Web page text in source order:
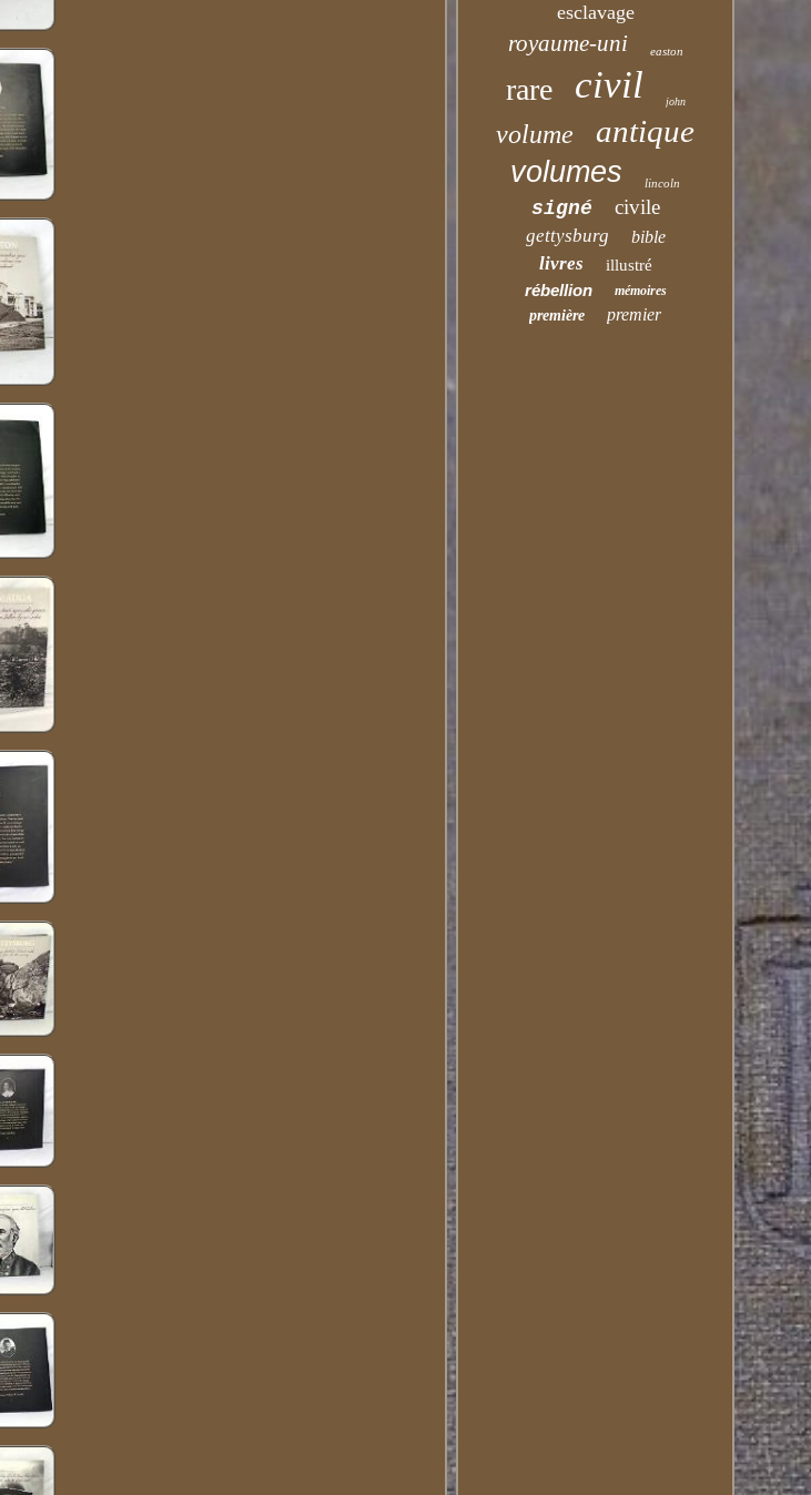
esclavage
royaume-uni easton
rare civil john
volume antique
volumes lincoln
signé civile
gettysburg bible
livres illustré
rébellion mémoires
première premier